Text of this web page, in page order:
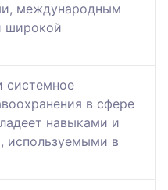
международным
широкой
системное
в сфере
навыками и
используемыми в